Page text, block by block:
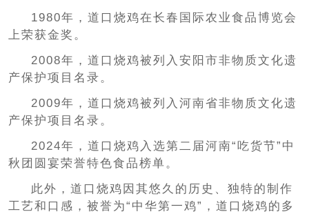
1980年，道口烧鸡在长春国际农业食品博览会
上荣获金奖。
2008年，道口烧鸡被列入安阳市非物质文化遗
产保护项目名录。
2009年，道口烧鸡被列入河南省非物质文化遗
产保护项目名录。
2024年，道口烧鸡入选第二届河南“吃货节”中
秋团圆宴荣誉特色食品榜单。
此外，道口烧鸡因其悠久的历史、独特的制作
工艺和口感，被誉为“中华第一鸡”，道口烧鸡的多